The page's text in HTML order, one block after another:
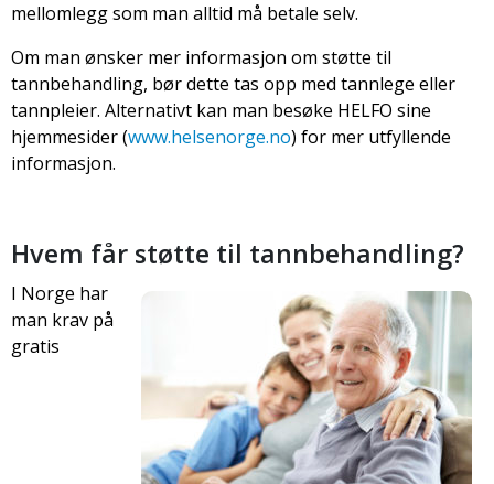
mellomlegg som man alltid må betale selv.
Om man ønsker mer informasjon om støtte til
tannbehan­dling, bør dette tas opp med tannlege eller
tannpleier. Alternativt kan man besøke HELFO sine
hjemmesider (www.helsenorge.no) for mer utfyllende
informasjon.
Hvem får støtte til tannbehandling?
I Norge har
man krav på
gratis